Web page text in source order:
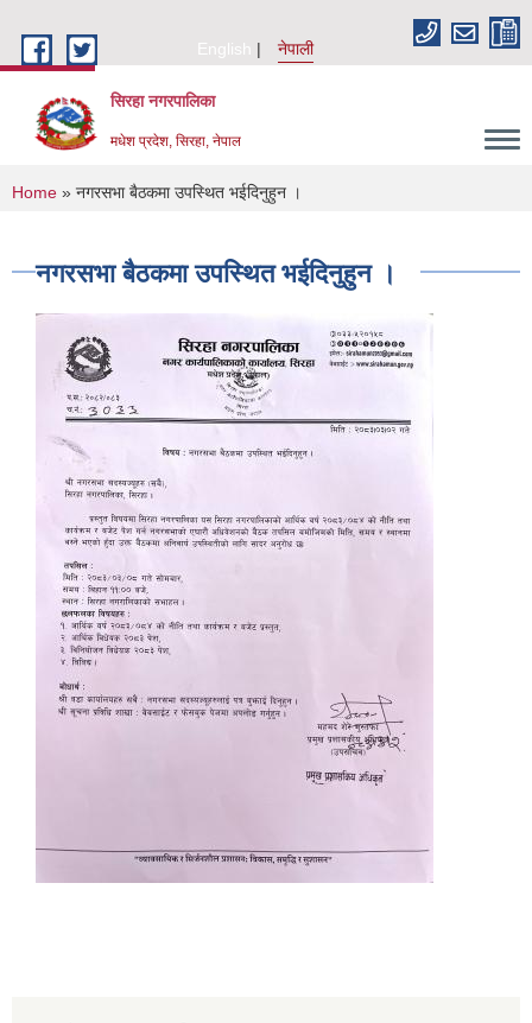
English
नेपाली
सिरहा नगरपालिका
मधेश प्रदेश, सिरहा, नेपाल
You are here
Home » नगरसभा बैठकमा उपस्थित भईदिनुहुन ।
नगरसभा बैठकमा उपस्थित भईदिनुहुन ।